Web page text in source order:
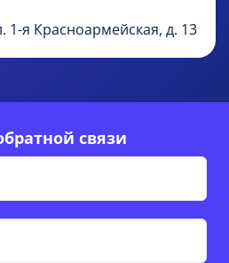
1-я Красноармейская, д. 13
связи